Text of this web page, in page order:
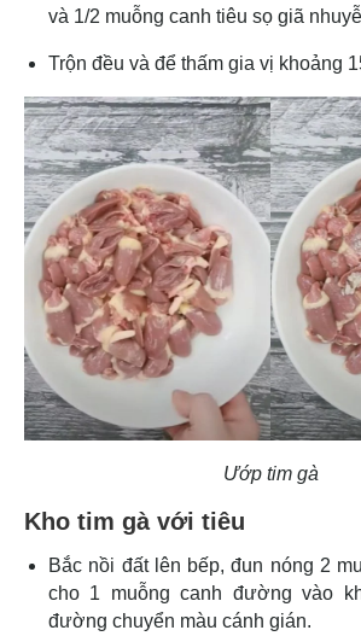
và 1/2 muỗng canh tiêu sọ giã
Trộn đều và để thấm gia vị khoảng
Ướp tim gà
Kho tim gà với tiêu
Bắc nồi đất lên bếp, đun nóng 2
cho 1 muỗng canh đường vào
đường chuyển màu cánh gián.